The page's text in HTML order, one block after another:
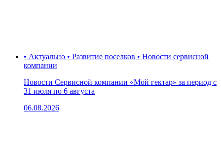
• Актуально • Развитие поселков • Новости сервисной
компании
Новости Сервисной компании «Мой гектар» за период с
31 июля по 6 августа
06.08.2026